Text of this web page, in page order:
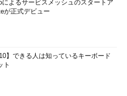
よるサービスメッシュのスタートア
が正式デビュー
】できる人は知っているキーボード
ト